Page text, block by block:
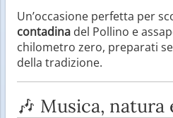
Un’occasione perfetta per
contadina del Pollino e
chilometro zero, preparati
della tradizione.
🎶 Musica, natura